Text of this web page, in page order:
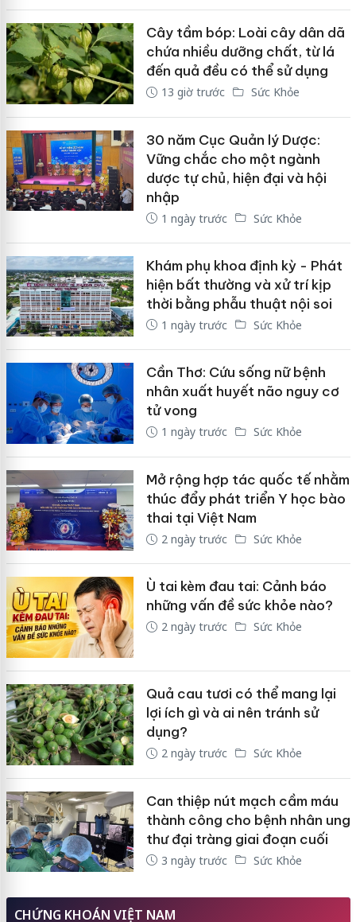
Cây tầm bóp: Loài cây dân dã
chứa nhiều dưỡng chất, từ lá
đến quả đều có thể sử dụng
13 giờ trước Sức Khỏe
30 năm Cục Quản lý Dược:
Vững chắc cho một ngành
dược tự chủ, hiện đại và hội
nhập
1 ngày trước Sức Khỏe
Khám phụ khoa định kỳ - Phát
hiện bất thường và xử trí kịp
thời bằng phẫu thuật nội soi
1 ngày trước Sức Khỏe
Cần Thơ: Cứu sống nữ bệnh
nhân xuất huyết não nguy cơ
tử vong
1 ngày trước Sức Khỏe
Mở rộng hợp tác quốc tế nhằm
thúc đẩy phát triển Y học bào
thai tại Việt Nam
2 ngày trước Sức Khỏe
Ù tai kèm đau tai: Cảnh báo
những vấn đề sức khỏe nào?
2 ngày trước Sức Khỏe
Quả cau tươi có thể mang lại
lợi ích gì và ai nên tránh sử
dụng?
2 ngày trước Sức Khỏe
Can thiệp nút mạch cầm máu
thành công cho bệnh nhân ung
thư đại tràng giai đoạn cuối
3 ngày trước Sức Khỏe
CHỨNG KHOÁN VIỆT NAM